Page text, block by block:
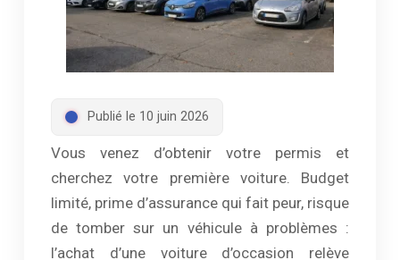
Publié le 10 juin 2026
Vous venez d’obtenir votre permis et
cherchez votre première voiture. Budget
limité, prime d’assurance qui fait peur, risque
de tomber sur un véhicule à problèmes :
l’achat d’une voiture d’occasion relève